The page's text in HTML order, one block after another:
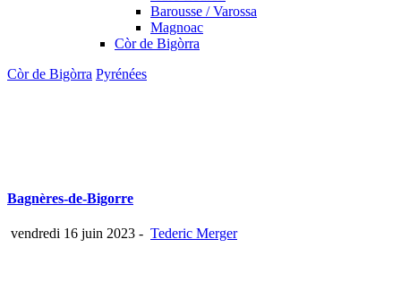
Barousse / Varossa
Magnoac
Còr de Bigòrra
Còr de Bigòrra Pyrénées
Bagnères-de-Bigorre
vendredi 16 juin 2023 - Tederic Merger